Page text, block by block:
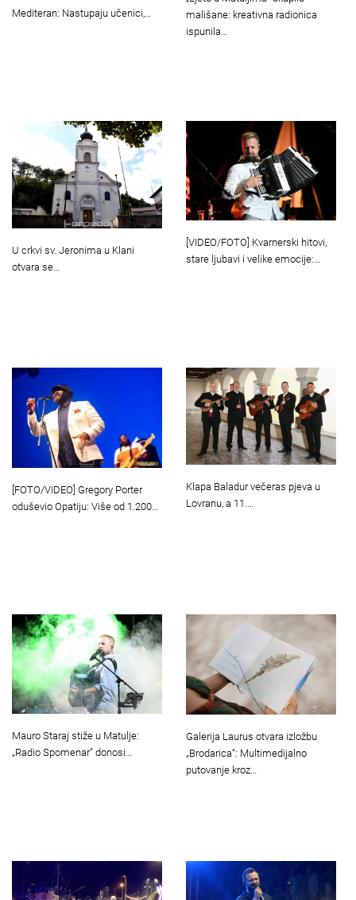
Mediteran: Nastupaju učenici,…
mališane: kreativna radionica
ispunila…
U crkvi sv. Jeronima u Klani
otvara se…
[VIDEO/FOTO] Kvarnerski hitovi,
stare ljubavi i velike emocije:…
[FOTO/VIDEO] Gregory Porter
oduševio Opatiju: Više od 1.200…
Klapa Baladur večeras pjeva u
Lovranu, a 11.…
Mauro Staraj stiže u Matulje:
„Radio Spomenar” donosi…
Galerija Laurus otvara izložbu
„Brodarica“: Multimedijalno
putovanje kroz…